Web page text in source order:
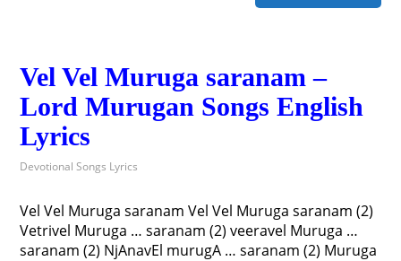
Vel Vel Muruga saranam –
Lord Murugan Songs English
Lyrics
Devotional Songs Lyrics
Vel Vel Muruga saranam Vel Vel Muruga saranam (2)
Vetrivel Muruga … saranam (2) veeravel Muruga …
saranam (2) NjAnavEl murugA … saranam (2) Muruga